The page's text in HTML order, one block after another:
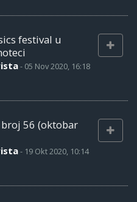
festival u
- 05 Nov 2020, 16:18
56 (oktobar
- 19 Okt 2020, 10:14